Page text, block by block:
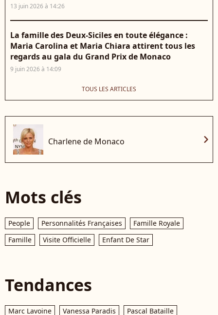
13 juin 2026 à 14:26
La famille des Deux-Siciles en toute élégance :
Maria Carolina et Maria Chiara attirent tous les
regards au gala du Grand Prix de Monaco
9 juin 2026 à 14:09
TOUS LES ARTICLES
Charlene de Monaco chevron_right
Mots clés
People Personnalités Françaises
Famille Royale
Famille
Visite Officielle Enfant De Star
Tendances
Marc Lavoine Vanessa Paradis
Pascal Bataille